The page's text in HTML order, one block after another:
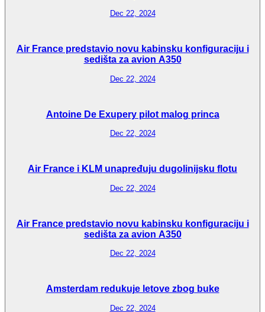
Dec 22, 2024
Air France predstavio novu kabinsku konfiguraciju i
sedišta za avion A350
Dec 22, 2024
Antoine De Exupery pilot malog princa
Dec 22, 2024
Air France i KLM unapređuju dugolinijsku flotu
Dec 22, 2024
Air France predstavio novu kabinsku konfiguraciju i
sedišta za avion A350
Dec 22, 2024
Amsterdam redukuje letove zbog buke
Dec 22, 2024